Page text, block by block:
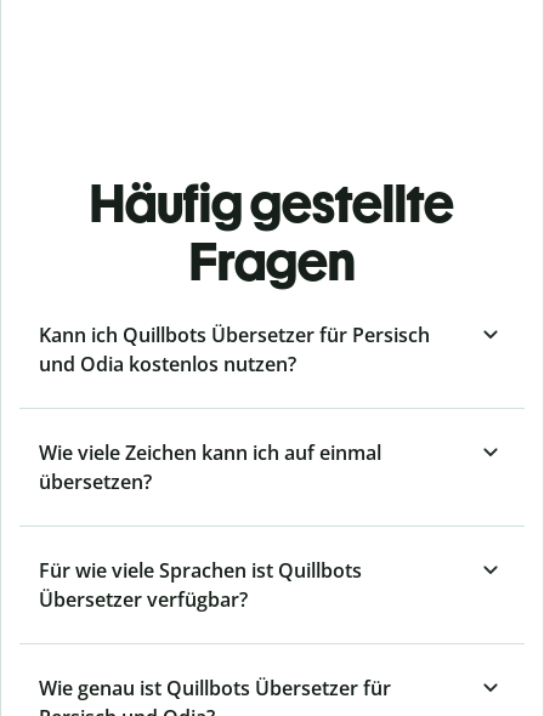
Häufig gestellte
Fragen
Kann ich Quillbots Übersetzer für Persisch
und Odia kostenlos nutzen?
Wie viele Zeichen kann ich auf einmal
übersetzen?
Für wie viele Sprachen ist Quillbots
Übersetzer verfügbar?
Wie genau ist Quillbots Übersetzer für